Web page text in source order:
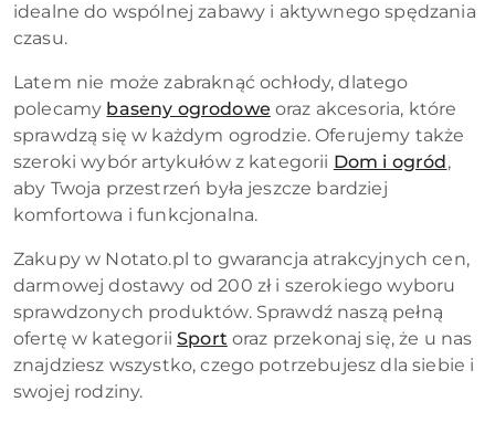
idealne do wspólnej zabawy i aktywnego spędzania
czasu.
Latem nie może zabraknąć ochłody, dlatego
polecamy baseny ogrodowe oraz akcesoria, które
sprawdzą się w każdym ogrodzie. Oferujemy także
szeroki wybór artykułów z kategorii Dom i ogród ,
aby Twoja przestrzeń była jeszcze bardziej
komfortowa i funkcjonalna.
Zakupy w Notato.pl to gwarancja atrakcyjnych cen,
darmowej dostawy od 200 zł i szerokiego wyboru
sprawdzonych produktów. Sprawdź naszą pełną
ofertę w kategoriiSport oraz przekonaj się, że u nas
znajdziesz wszystko, czego potrzebujesz dla siebie i
swojej rodziny.